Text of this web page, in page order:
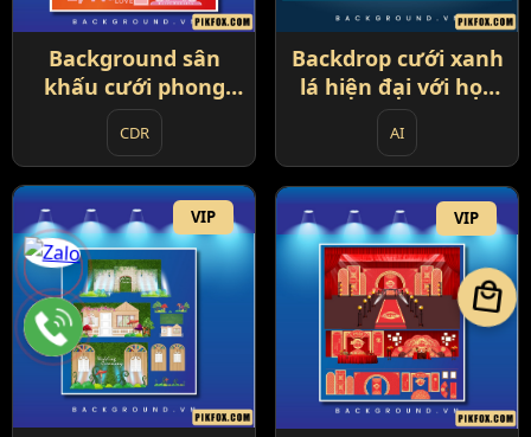
Background sân
khấu cưới phong
cách hoàng gia với
tông hồng chủ đạo
(84)
CDR
Backdrop cưới xanh
lá hiện đại với họa
tiết ren trắng và
vòng lá nổi bật (85)
AI
VIP VIP
local_mall